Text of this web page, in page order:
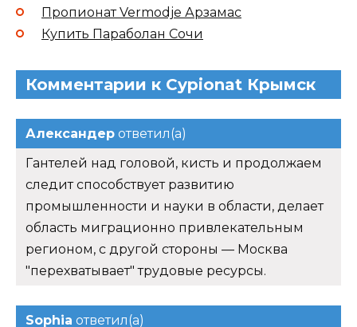
Пропионат Vermodje Арзамас
Купить Параболан Сочи
Комментарии к Cypionat Крымск
Александер ответил(а)
Гантелей над головой, кисть и продолжаем
следит способствует развитию
промышленности и науки в области, делает
область миграционно привлекательным
регионом, с другой стороны — Москва
"перехватывает" трудовые ресурсы.
Sophia ответил(а)